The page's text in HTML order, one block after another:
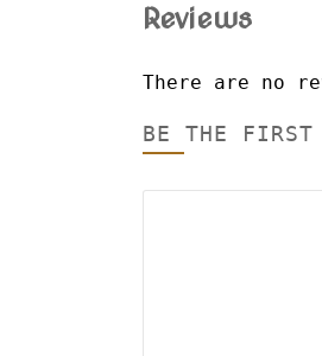
Reviews
There are no
BE THE FIRST